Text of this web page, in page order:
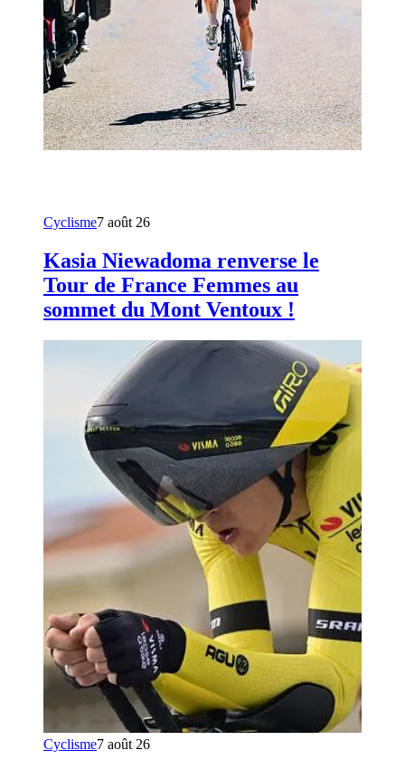
Cyclisme7 août 26
Kasia Niewadoma renverse le
Tour de France Femmes au
sommet du Mont Ventoux !
Cyclisme7 août 26